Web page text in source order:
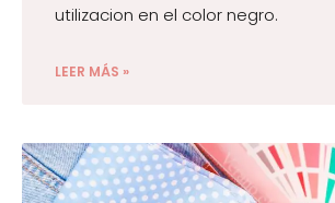
utilizacion en el color negro.
LEER MÁS »